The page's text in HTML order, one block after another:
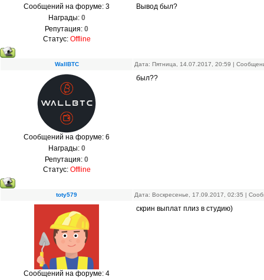
Сообщений на форуме: 3
Награды: 0
Репутация: 0
Статус: Offline
Вывод был?
WallBTC Дата: Пятница, 14.07.2017, 20:59 |
Сообщений на форуме: 6
Награды: 0
Репутация: 0
Статус: Offline
был??
toty579 Дата: Воскресенье, 17.09.2017, 02:35 |
Сообщений на форуме: 4
скрин выплат плиз в студию)